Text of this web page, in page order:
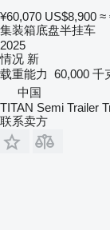
¥60,070 US$8,900 ≈
集装箱底盘半挂车
2025
情况 新
载重能力 60,000 千
中国
TITAN Semi Trailer
联系卖方